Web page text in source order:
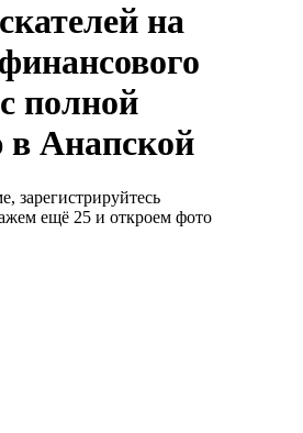
на
полной
в Анапской
зарегистрируйтесь
ещё 25 и откроем фото